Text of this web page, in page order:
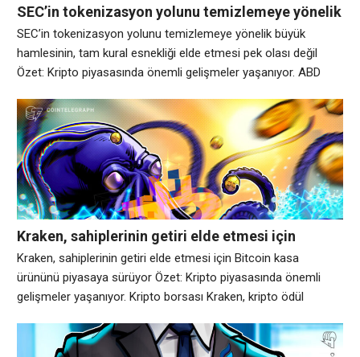
SEC’in tokenizasyon yolunu temizlemeye yönelik
büyük hamlesinin, tam kural esnekliği elde
etmesi pek olası değil
SEC’in tokenizasyon yolunu temizlemeye yönelik büyük
hamlesinin, tam kural esnekliği elde etmesi pek olası değil
Özet: Kripto piyasasında önemli gelişmeler yaşanıyor. ABD
kripto politikalarından en önemlilerinden birini hazırlıyor; şirket
hisseleri gibi menkul kıymetleri tokenize etmek isteyenlere
düzenleyici hareket alanı tanıyan yeni bir yaklaşım. Ancak
kripto sektörünün istediği
Kraken, sahiplerinin getiri elde etmesi için
Bitcoin kasa ürününü piyasaya sürüyor
Kraken, sahiplerinin getiri elde etmesi için Bitcoin kasa
ürününü piyasaya sürüyor Özet: Kripto piyasasında önemli
gelişmeler yaşanıyor. Kripto borsası Kraken, kripto ödül
getiri ürünleri tekliflerine katkıda bulunarak yıllık %2,5 getiri